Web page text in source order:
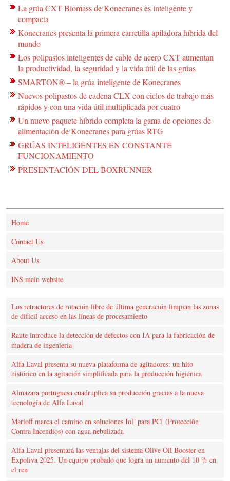
La grúa CXT Biomass de Konecranes es inteligente y
compacta
Konecranes presenta la primera carretilla apiladora híbrida del
mundo
Los polipastos inteligentes de cable de acero CXT aumentan
la productividad, la seguridad y la vida útil de las grúas
SMARTON® – la grúa inteligente de Konecranes
Nuevos polipastos de cadena CLX con ciclos de trabajo más
rápidos y con una vida útil multiplicada por cuatro
Un nuevo paquete híbrido completa la gama de opciones de
alimentación de Konecranes para grúas RTG
GRÚAS INTELIGENTES EN CONSTANTE
FUNCIONAMIENTO
PRESENTACIÓN DEL BOXRUNNER
Home
Contact Us
About Us
INS main website
Los retractores de rotación libre de última generación limpian las zonas
de difícil acceso en las líneas de procesamiento
Raute introduce la detección de defectos con IA para la fabricación de
madera de ingeniería
Alfa Laval presenta su nueva plataforma de agitadores: un hito
histórico en la agitación simplificada para la producción higiénica
Almazara portuguesa cuadruplica su producción gracias a la nueva
tecnología de Alfa Laval
Marioff marca el camino en soluciones IoT para PCI (Protección
Contra Incendios) con agua nebulizada
Alfa Laval presentará las ventajas del sistema Olive Oil Booster en
Expoliva 2025. Un equipo probado que logra un aumento del 10 % en
el ren